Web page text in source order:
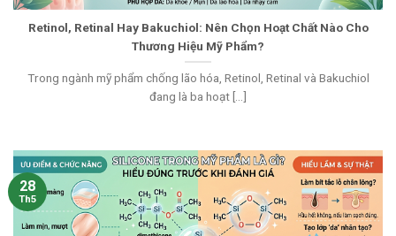
Retinol, Retinal Hay Bakuchiol: Nên Chọn Hoạt Chất Nào Cho
Thương Hiệu Mỹ Phẩm?
Trong ngành mỹ phẩm chống lão hóa, Retinol, Retinal và Bakuchiol
đang là ba hoạt [...]
28
Th5